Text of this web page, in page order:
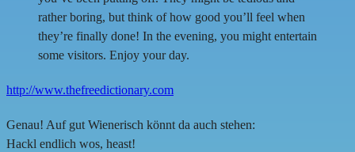
rather boring, but think of how good you’ll feel when
they’re finally done! In the evening, you might entertain
some visitors. Enjoy your day.
http://www.thefreedictionary.com
Genau! Auf gut Wienerisch könnt da auch stehen:
Hackl endlich wos, heast!